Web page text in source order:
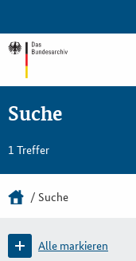
Suche
1 Treffer
Suche
Alle markieren